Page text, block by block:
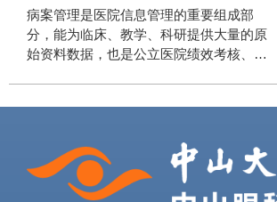
病案管理是医院信息管理的重要组成部
分，能为临床、教学、科研提供大量的原
始资料数据，也是公立医院绩效考核、医
知识和技术。自2007年开始，病案信息技
术专业职称评审工作，归属医技系列。病
案信息管理专业技术人员的职称晋升工作